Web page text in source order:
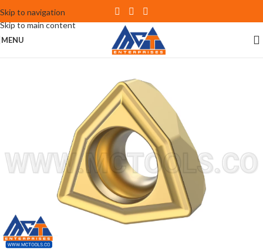
Skip to navigation
Skip to main content
MENU